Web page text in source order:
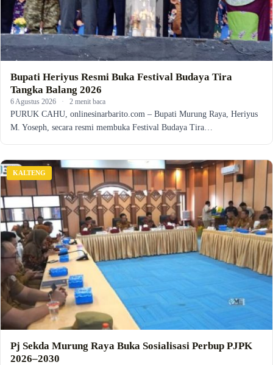
Bupati Heriyus Resmi Buka Festival Budaya Tira
Tangka Balang 2026
6 Agustus 2026 · 2 menit baca
PURUK CAHU, onlinesinarbarito.com – Bupati Murung Raya, Heriyus
M. Yoseph, secara resmi membuka Festival Budaya Tira…
KALTENG
Pj Sekda Murung Raya Buka Sosialisasi Perbup PJPK
2026–2030